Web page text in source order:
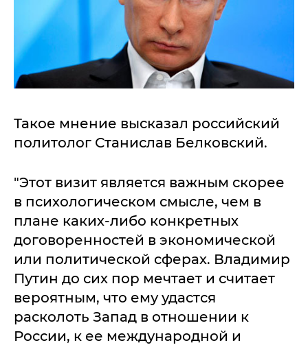
Такое мнение высказал российский
политолог Станислав Белковский.
"Этот визит является важным скорее
в психологическом смысле, чем в
плане каких-либо конкретных
договоренностей в экономической
или политической сферах. Владимир
Путин до сих пор мечтает и считает
вероятным, что ему удастся
расколоть Запад в отношении к
России, к ее международной и